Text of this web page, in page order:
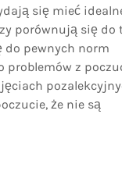
się mieć
porównują się do
do pewnych norm
problemów z
że nie są